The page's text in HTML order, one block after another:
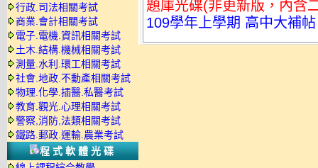
行政.司法相關考試
商業.會計相關考試
電子.電機.資訊相關考試
土木.結構.機械相關考試
測量.水利.環工相關考試
社會.地政.不動產相關考試
物理.化學.插醫.私醫考試
教育.觀光.心理相關考試
警察,消防,法類相關考試
鐵路.郵政.運輸.農業考試
程式軟體光碟
題庫光碟(非更新版，內含
109學年上學期 高中大補